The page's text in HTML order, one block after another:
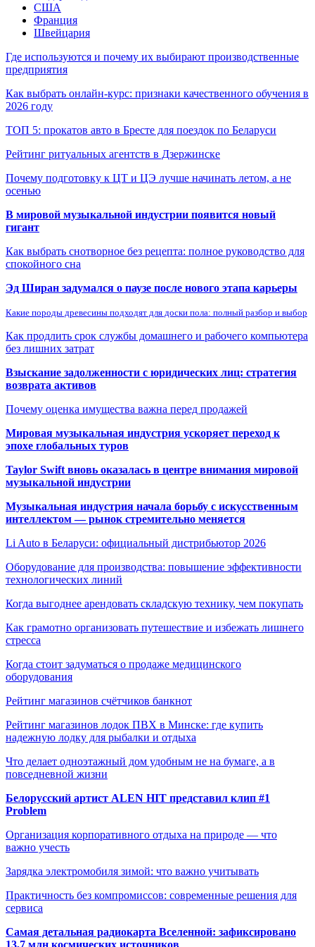
США
Франция
Швейцария
Где используются и почему их выбирают производственные
предприятия
Как выбрать онлайн-курс: признаки качественного обучения в
2026 году
ТОП 5: прокатов авто в Бресте для поездок по Беларуси
Рейтинг ритуальных агентств в Дзержинске
Почему подготовку к ЦТ и ЦЭ лучше начинать летом, а не
осенью
В мировой музыкальной индустрии появится новый
гигант
Как выбрать снотворное без рецепта: полное руководство для
спокойного сна
Эд Ширан задумался о паузе после нового этапа карьеры
Какие породы древесины подходят для доски пола: полный разбор и выбор
Как продлить срок службы домашнего и рабочего компьютера
без лишних затрат
Взыскание задолженности с юридических лиц: стратегия
возврата активов
Почему оценка имущества важна перед продажей
Мировая музыкальная индустрия ускоряет переход к
эпохе глобальных туров
Taylor Swift вновь оказалась в центре внимания мировой
музыкальной индустрии
Музыкальная индустрия начала борьбу с искусственным
интеллектом — рынок стремительно меняется
Li Auto в Беларуси: официальный дистрибьютор 2026
Оборудование для производства: повышение эффективности
технологических линий
Когда выгоднее арендовать складскую технику, чем покупать
Как грамотно организовать путешествие и избежать лишнего
стресса
Когда стоит задуматься о продаже медицинского
оборудования
Рейтинг магазинов счётчиков банкнот
Рейтинг магазинов лодок ПВХ в Минске: где купить
надежную лодку для рыбалки и отдыха
Что делает одноэтажный дом удобным не на бумаге, а в
повседневной жизни
Белорусский артист ALEN HIT представил клип #1
Problem
Организация корпоративного отдыха на природе — что
важно учесть
Зарядка электромобиля зимой: что важно учитывать
Практичность без компромиссов: современные решения для
сервиса
Самая детальная радиокарта Вселенной: зафиксировано
13,7 млн космических источников